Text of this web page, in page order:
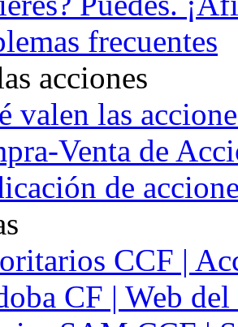
frecuentes
acciones
valen las
Venta de
de
CCF |
CF | Web